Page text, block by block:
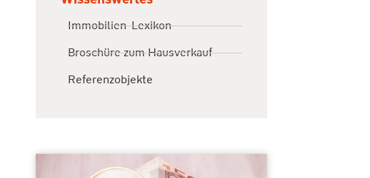
Immobilien-Lexikon
Broschüre zum Hausverkauf
Referenzobjekte